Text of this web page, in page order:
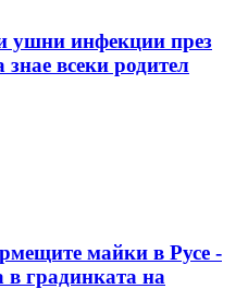
ушни инфекции през
всеки родител
майки в Русе -
в градинката на